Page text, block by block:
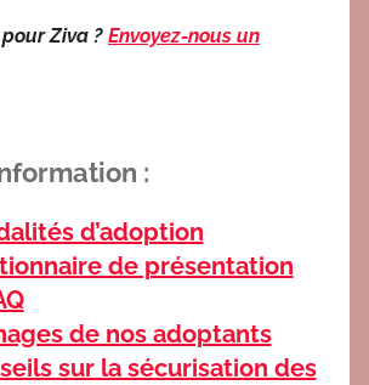
Ziva ? Envoyez-nous un
:
d’adoption
de présentation
de nos adoptants
sur la sécurisation des